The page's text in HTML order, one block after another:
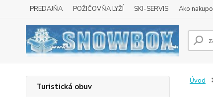
PREDAJŇA POŽIČOVŇA LYŽÍ SKI-SERVIS Ako
Turistická obuv
Úvod